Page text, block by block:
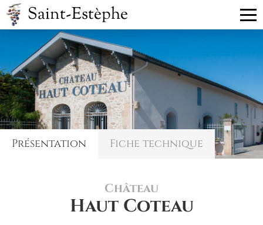
Saint-Estèphe
CHÂTEAU PRÉCÉDENT
Haut Beauséjour
CHÂTEAU SUIVANT
Haut-Marbuzet
Présentation Fiche technique
Château
Haut Coteau